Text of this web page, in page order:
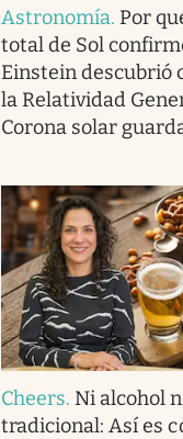
Astronomía. Por
total de Sol
Einstein descubrió
la Relatividad
Corona solar
Cheers. Ni alcohol
tradicional: Así es